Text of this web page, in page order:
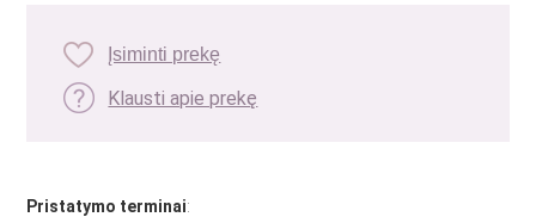
Įsiminti prekę
Klausti apie prekę
Pristatymo terminai: